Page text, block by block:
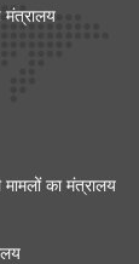
मंत्रालय
का मंत्रालय